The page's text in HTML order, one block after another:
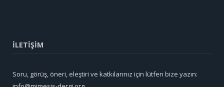
İLETİŞİM
Soru, görüş, öneri, eleştiri ve katkılarınız için lütfen bize yazın: